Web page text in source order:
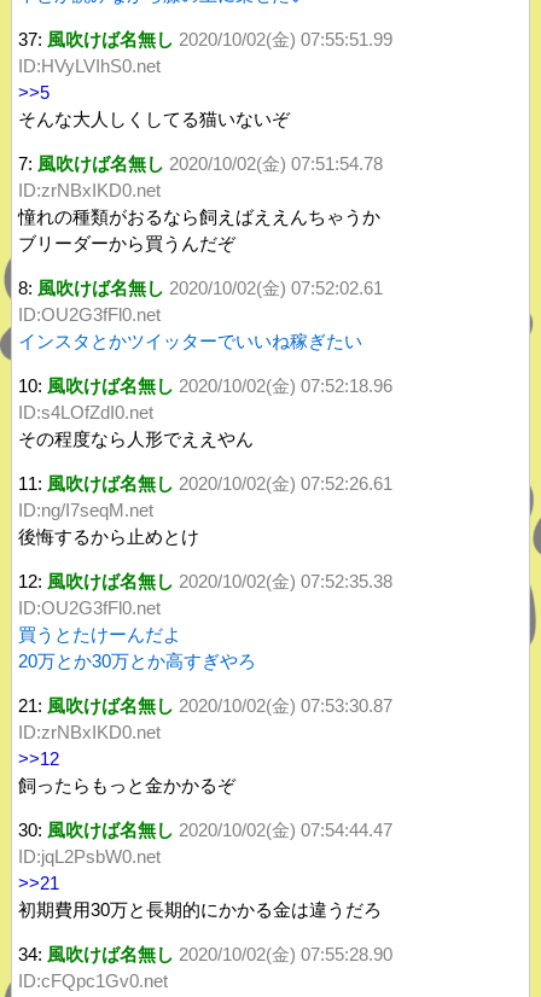
37: 風吹けば名無し 2020/10/02(金) 07:55:51.99
ID:HVyLVIhS0.net
>>5
そんな大人しくしてる猫いないぞ
7: 風吹けば名無し 2020/10/02(金) 07:51:54.78
ID:zrNBxIKD0.net
憧れの種類がおるなら飼えばええんちゃうか
ブリーダーから買うんだぞ
8: 風吹けば名無し 2020/10/02(金) 07:52:02.61
ID:OU2G3fFl0.net
インスタとかツイッターでいいね稼ぎたい
10: 風吹けば名無し 2020/10/02(金) 07:52:18.96
ID:s4LOfZdI0.net
その程度なら人形でええやん
11: 風吹けば名無し 2020/10/02(金) 07:52:26.61
ID:ng/I7seqM.net
後悔するから止めとけ
12: 風吹けば名無し 2020/10/02(金) 07:52:35.38
ID:OU2G3fFl0.net
買うとたけーんだよ
20万とか30万とか高すぎやろ
21: 風吹けば名無し 2020/10/02(金) 07:53:30.87
ID:zrNBxIKD0.net
>>12
飼ったらもっと金かかるぞ
30: 風吹けば名無し 2020/10/02(金) 07:54:44.47
ID:jqL2PsbW0.net
>>21
初期費用30万と長期的にかかる金は違うだろ
34: 風吹けば名無し 2020/10/02(金) 07:55:28.90
ID:cFQpc1Gv0.net